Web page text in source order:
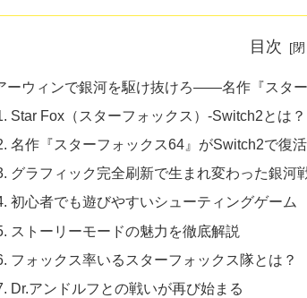
目次
ーウィンで銀河を駆け抜けろ――名作『スタ
Star Fox（スターフォックス）-Switch2とは
名作『スターフォックス64』がSwitch2で復活
グラフィック完全刷新で生まれ変わった銀河
初心者でも遊びやすいシューティングゲーム
ストーリーモードの魅力を徹底解説
フォックス率いるスターフォックス隊とは？
Dr.アンドルフとの戦いが再び始まる